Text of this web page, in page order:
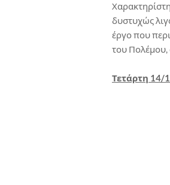
δυστυχώς
έργο που
του Πολέμου,
Τετάρτη 14/